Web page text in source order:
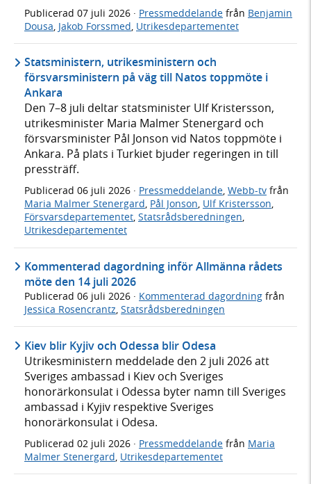
Publicerad 07 juli 2026 · Pressmeddelande från Benjamin
Dousa Jakob Forssmed Utrikesdepartementet
Statsministern, utrikesministern och
försvarsministern på väg till Natos toppmöte i
Ankara
Den 7–8 juli deltar statsminister Ulf Kristersson,
utrikesminister Maria Malmer Stenergard och
försvarsminister Pål Jonson vid Natos toppmöte i
Ankara. På plats i Turkiet bjuder regeringen in till
pressträff.
Publicerad 06 juli 2026 · Pressmeddelande, Webb-tv från
Maria Malmer Stenergard, Pål Jonson, Ulf Kristersson,
Försvarsdepartementet, Statsrådsberedningen,
Utrikesdepartementet
Kommenterad dagordning inför Allmänna rådets
möte den 14 juli 2026
Publicerad 06 juli 2026 · Kommenterad dagordning från
Jessica Rosencrantz, Statsrådsberedningen
Kiev blir Kyjiv och Odessa blir Odesa
Utrikesministern meddelade den 2 juli 2026 att
Sveriges ambassad i Kiev och Sveriges
honorärkonsulat i Odessa byter namn till Sveriges
ambassad i Kyjiv respektive Sveriges
honorärkonsulat i Odesa.
Publicerad 02 juli 2026 · Pressmeddelande från Maria
Malmer Stenergard Utrikesdepartementet